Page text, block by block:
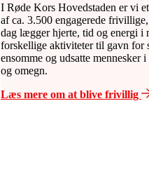
I Røde Kors Hovedstaden er vi
af ca. 3.500 engagerede
dag lægger hjerte, tid og energi i
forskellige aktiviteter til gavn for
ensomme og udsatte mennesker
og omegn.
Læs mere om at blive frivillig